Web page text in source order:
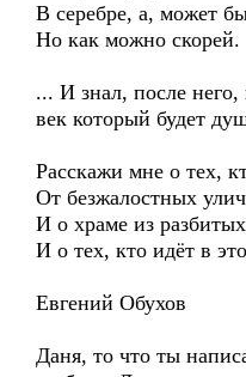
В серебре, а, может
Но как можно скорей.
... И знал, после него,
век который будет
Расскажи мне о тех,
От безжалостных
И о храме из
И о тех, кто идёт в
Евгений Обухов
Даня, то что ты